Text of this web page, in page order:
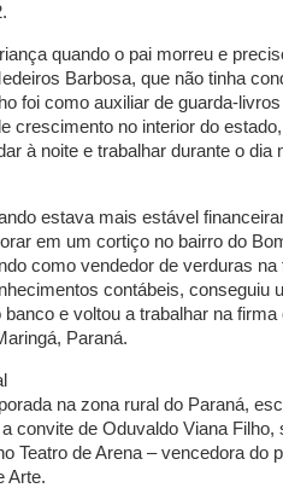
quando o pai morreu e
Barbosa, que não tinha
foi como auxiliar de guarda-
crescimento no interior do
à noite e trabalhar durante o
estava mais estável
em um cortiço no bairro do
como vendedor de verduras
contábeis, conseguiu
banco e voltou a trabalhar na
Paraná.
na zona rural do Paraná,
convite de Oduvaldo Viana
Teatro de Arena – vencedora do
Arte.